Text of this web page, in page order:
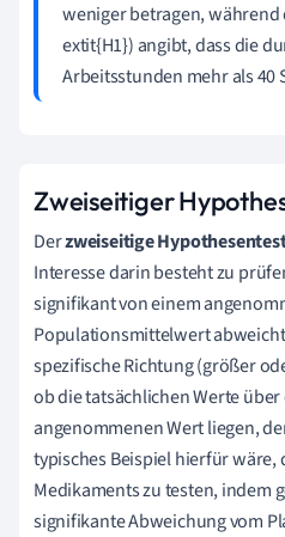
weniger betragen,
extit{H1}) angibt, dass die
Arbeitsstunden mehr als 40
Zweiseitiger
Derzweiseitige
Interesse darin besteht zu
signifikant von einem
Populationsmittelwert
spezifische Richtung (größer
ob die tatsächlichen Werte
angenommenen Wert liegen,
typisches Beispiel hierfür wäre,
Medikaments zu testen, indem
signifikante Abweichung vom